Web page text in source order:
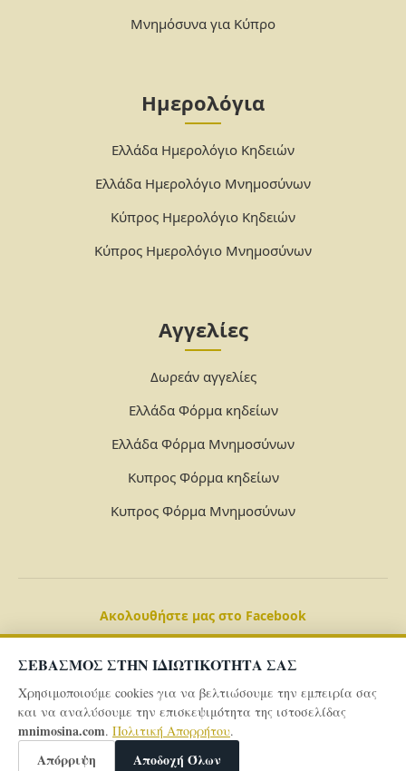
ΣΕΒΑΣΜΟΣ ΣΤΗΝ ΙΔΙΩΤΙΚΟΤΗΤΑ ΣΑΣ
Χρησιμοποιούμε cookies για να βελτιώσουμε την εμπειρία σας
και να αναλύσουμε την επισκεψιμότητα της ιστοσελίδας
mnimosina.com. Πολιτική Απορρήτου.
Απόρριψη Αποδοχή Όλων
Μνημόσυνα για Κύπρο
Ημερολόγια
Ελλάδα Ημερολόγιο Κηδειών
Ελλάδα Ημερολόγιο Μνημοσύνων
Κύπρος Ημερολόγιο Κηδειών
Κύπρος Ημερολόγιο Μνημοσύνων
Αγγελίες
Δωρεάν αγγελίες
Ελλάδα Φόρμα κηδείων
Ελλάδα Φόρμα Μνημοσύνων
Κυπρος Φόρμα κηδείων
Κυπρος Φόρμα Μνημοσύνων
Ακολουθήστε μας στο Facebook